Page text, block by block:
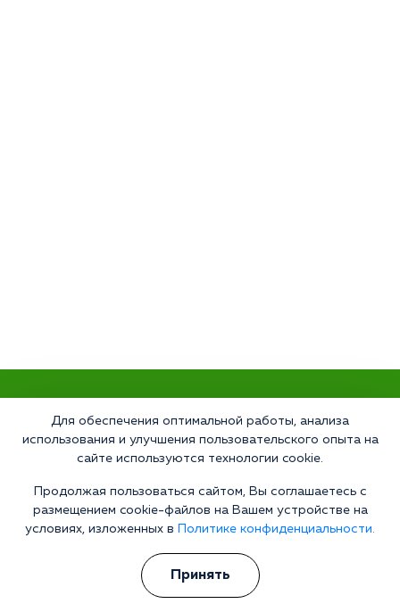
Что делать сейчас?
Мы знаем всю глубину проблемы и знаем, как Вам помочь.
зависимость и знают изнутри все стороны болезни.
Свяжитесь с нами и получите профессиональную
консультацию бесплатно и анонимно.
Получить консультацию
Для обеспечения оптимальной работы, анализа
использования и улучшения пользовательского опыта на
сайте используются технологии cookie.
Продолжая пользоваться сайтом, Вы соглашаетесь с
размещением cookie-файлов на Вашем устройстве на
условиях, изложенных в
Политике конфиденциальности.
Принять